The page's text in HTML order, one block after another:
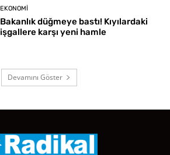
EKONOMI
Bakanlık düğmeye bastı! Kıyılardaki
işgallere karşı yeni hamle
Devamını Göster